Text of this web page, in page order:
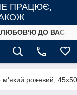
ПРАЦЮЄ,
ЛЮБОВ'Ю ДО ВАС
м'який рожевий,